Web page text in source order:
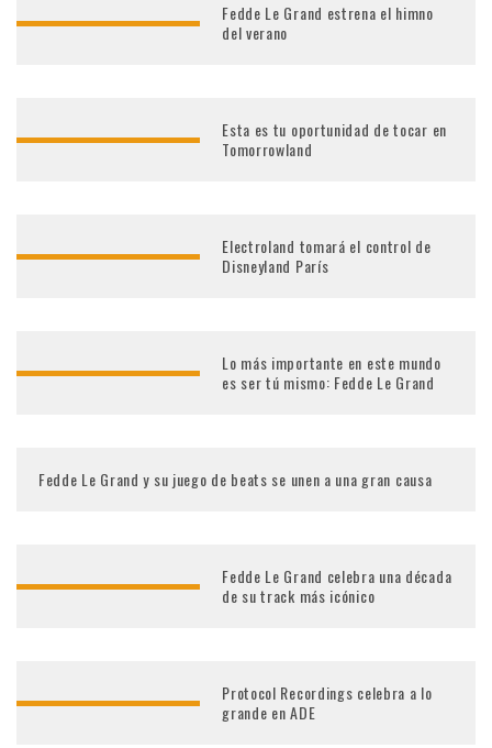
Fedde Le Grand estrena el himno
del verano
Esta es tu oportunidad de tocar en
Tomorrowland
Electroland tomará el control de
Disneyland París
Lo más importante en este mundo
es ser tú mismo: Fedde Le Grand
Fedde Le Grand y su juego de beats se unen a una gran causa
Fedde Le Grand celebra una década
de su track más icónico
Protocol Recordings celebra a lo
grande en ADE